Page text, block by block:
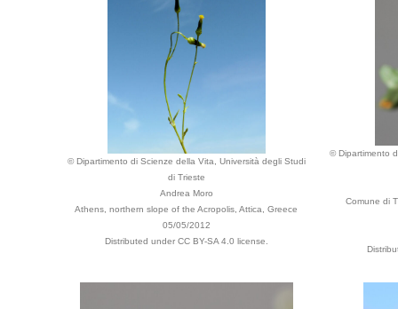
© Dipartimento di Scienze della Vita, Università degli Studi
di Trieste
Andrea Moro
Athens, northern slope of the Acropolis, Attica, Greece
05/05/2012
Distributed under CC BY-SA 4.0 license.
© Dipartimento
Comune di